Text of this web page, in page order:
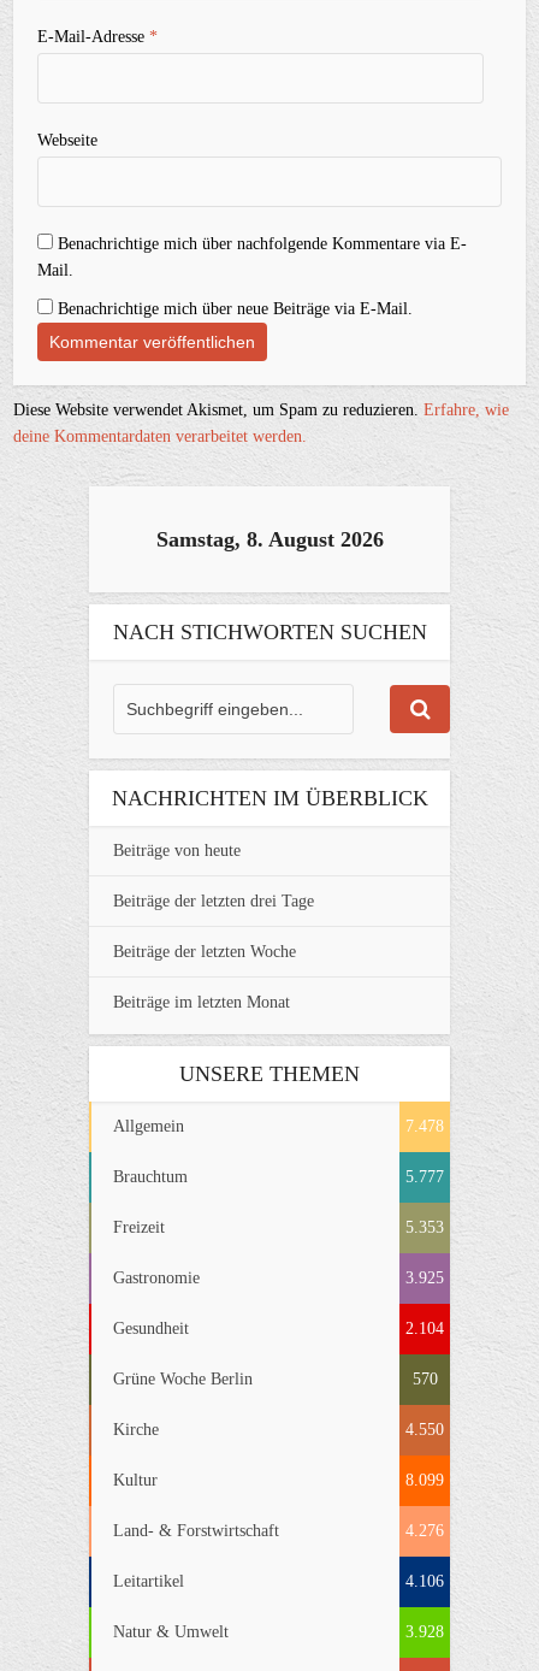
E-Mail-Adresse*
Webseite
Benachrichtige mich über nachfolgende Kommentare via E-
Mail.
Benachrichtige mich über neue Beiträge via E-Mail.
Diese Website verwendet Akismet, um Spam zu reduzieren.Erfahre, wie
deine Kommentardaten verarbeitet werden.
Samstag, 8. August 2026
NACH STICHWORTEN SUCHEN
NACHRICHTEN IM ÜBERBLICK
Beiträge von heute
Beiträge der letzten drei Tage
Beiträge der letzten Woche
Beiträge im letzten Monat
UNSERE THEMEN
Allgemein 7.478
Brauchtum 5.777
Freizeit 5.353
Gastronomie 3.925
Gesundheit 2.104
Grüne Woche Berlin 570
Kirche 4.550
Kultur 8.099
Land- & Forstwirtschaft 4.276
Leitartikel 4.106
Natur & Umwelt 3.928